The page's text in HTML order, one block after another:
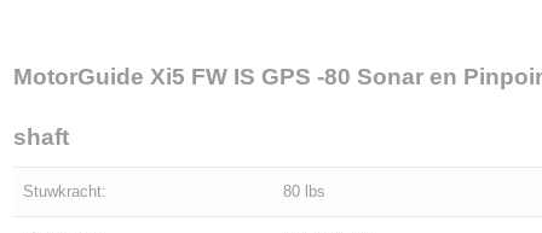
MotorGuide Xi5 FW IS GPS -80 Sonar en
shaft
Stuwkracht: 80 lbs